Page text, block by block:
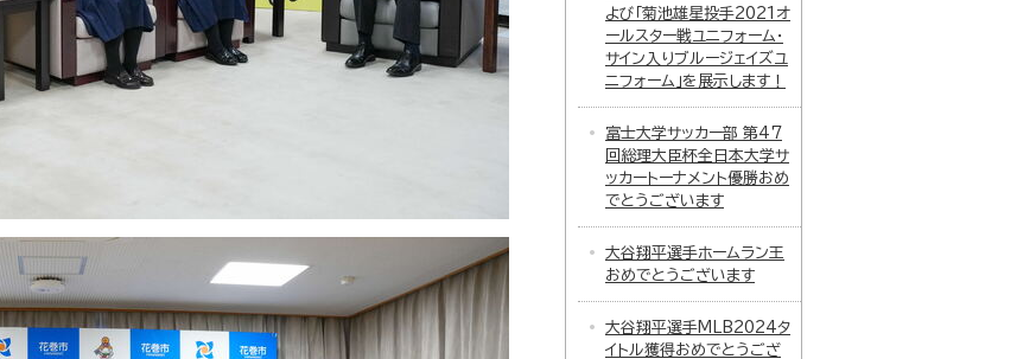
よび「菊池雄星投手2021オ
ールスター戦ユニフォーム・
サイン入りブルージェイズユ
ニフォーム」を展示します！
富士大学サッカー部 第47
回総理大臣杯全日本大学サ
ッカートーナメント優勝おめ
でとうございます
大谷翔平選手ホームラン王
おめでとうございます
大谷翔平選手MLB2024タ
イトル獲得おめでとうござ